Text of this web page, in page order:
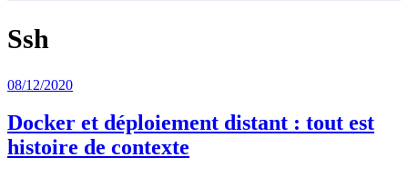
Ssh
08/12/2020
Docker et déploiement distant : tout est
histoire de contexte